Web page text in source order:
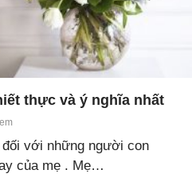
thực và ý nghĩa nhất
đối với những người con
của mẹ . Mẹ…